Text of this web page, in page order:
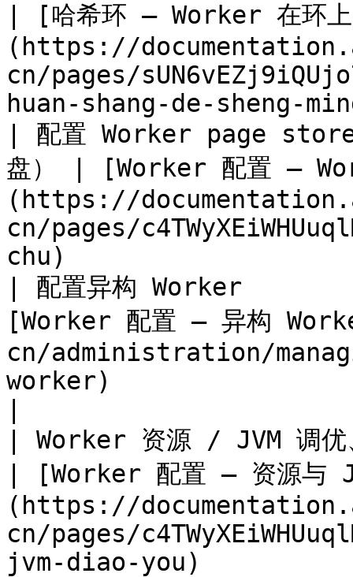
| [哈希环 — Worker 在环上
(https://
cn/pages/
huan-shang-de-sheng-
| 配置 Worker page
盘） | [Worker 配置 —
(https://
cn/pages/
chu)
| 配置异构
[Worker 配置 — 异构
cn/administration/
worker)
| Worker 资源 / JVM 调优
| [Worker 配置 — 资源与
(https://
cn/pages/
jvm-diao-you)